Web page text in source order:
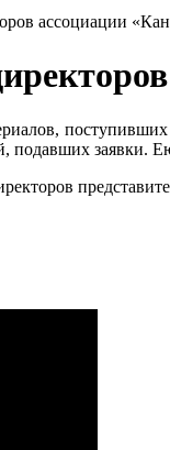
ассоциации
подавших заявки.